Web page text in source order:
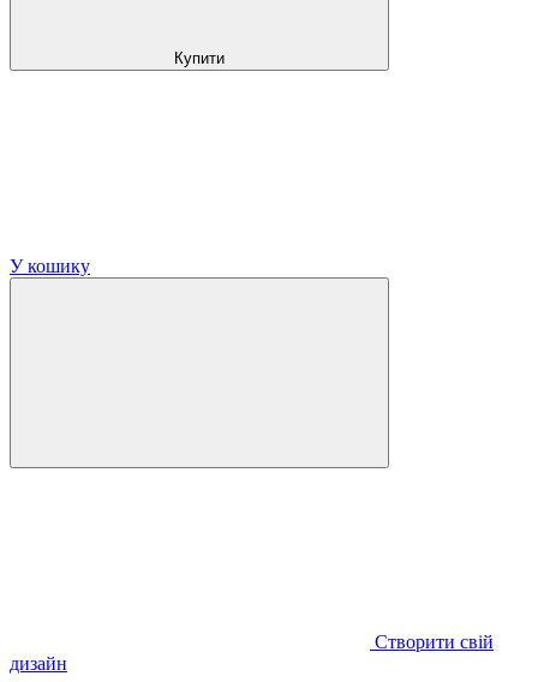
Купити
У кошику
Створити свій
дизайн